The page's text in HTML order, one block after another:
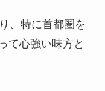
、特に首都圏を
て心強い味方と